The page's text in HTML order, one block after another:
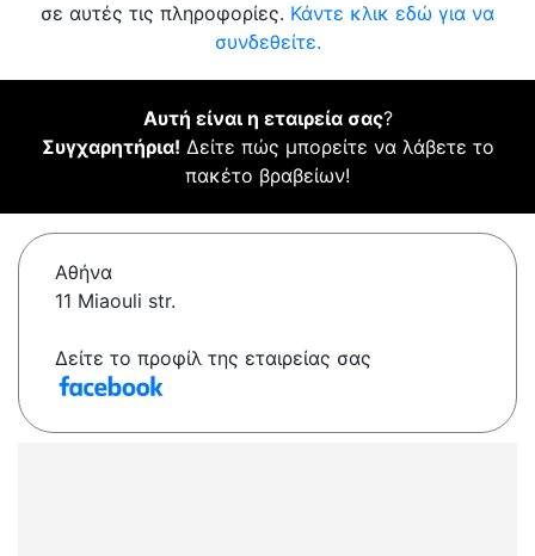
σε αυτές τις πληροφορίες. Κάντε κλικ εδώ για να
συνδεθείτε.
Αυτή είναι η εταιρεία σας?
Συγχαρητήρια! Δείτε πώς μπορείτε να λάβετε το
πακέτο βραβείων!
Αθήνα
11 Miaouli str.
Δείτε το προφίλ της εταιρείας σας